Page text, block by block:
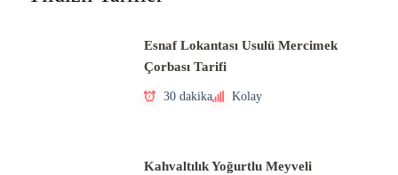
Esnaf Lokantası Usulü Mercimek
Çorbası Tarifi
30 dakika Kolay
Kahvaltılık Yoğurtlu Meyveli